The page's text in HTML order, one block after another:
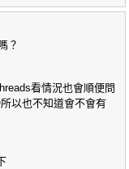
？
看情況也會順便問
以也不知道會不會有